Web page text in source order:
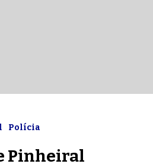
Polícia
Pinheiral